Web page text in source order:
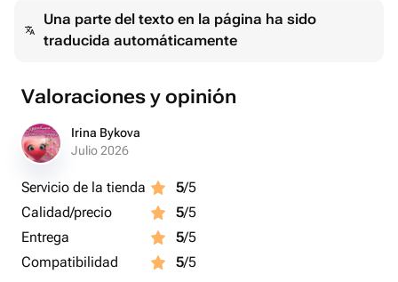
Una parte del texto en la página ha sido
traducida automáticamente
Valoraciones y opinión
Irina Bykova
Julio 2026
Servicio de la tienda 5/5
Calidad/precio
5/5
Entrega
5/5
Compatibilidad
5/5